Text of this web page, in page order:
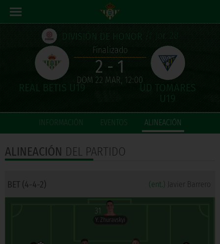
DIVISIÓN DE HONOR// Jor. 28
Finalizado
2 - 1
DOM 22 MAR, 12:00
INFORMACIÓN EVENTOS ALINEACIÓN
ALINEACIÓN DEL PARTIDO
BET (4-4-2) (ent.) Javier Barrero
31
Y. Zhuravskyi